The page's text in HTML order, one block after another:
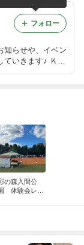
知らせや、イベン
ていきます♪ Ｋ９
→ http://www.k9g
フォロー
の森入間公
体験会レ